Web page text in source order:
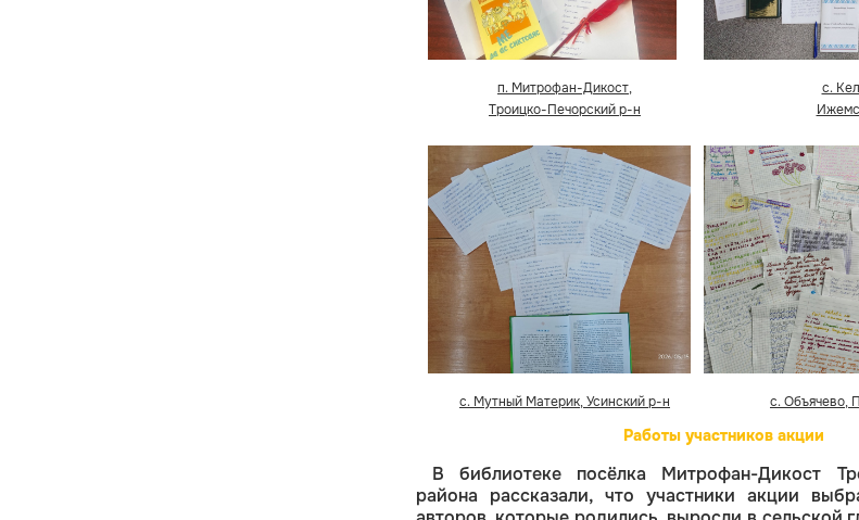
п. Митрофан-Дикост,
Троицко-Печорский р-н
с.
с. Мутный Материк, Усинский р-н с. Объячево,
Работы участников акции
В библиотеке посёлка Митрофан-Дикост
района рассказали, что участники акции